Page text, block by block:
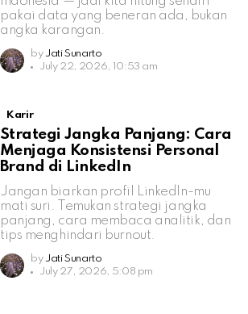
pakai data yang beneran ada, bukan
angka karangan.
by Jati Sunarto
July 22, 2026, 10:53 am
Karir
Strategi Jangka Panjang: Cara
Menjaga Konsistensi Personal
Brand di LinkedIn
Jangan biarkan profil LinkedIn-mu
mati suri. Temukan strategi jangka
panjang, cara membaca analitik, dan
tips menghindari burnout.
by Jati Sunarto
July 27, 2026, 5:08 pm